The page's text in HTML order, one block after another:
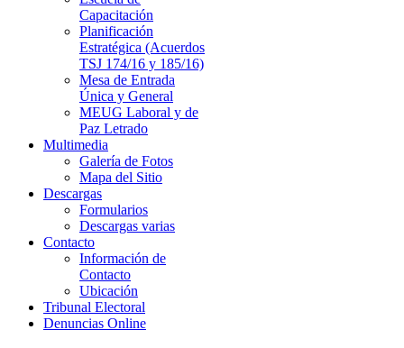
Capacitación
Planificación
Estratégica (Acuerdos
TSJ 174/16 y 185/16)
Mesa de Entrada
Única y General
MEUG Laboral y de
Paz Letrado
Multimedia
Galería de Fotos
Mapa del Sitio
Descargas
Formularios
Descargas varias
Contacto
Información de
Contacto
Ubicación
Tribunal Electoral
Denuncias Online